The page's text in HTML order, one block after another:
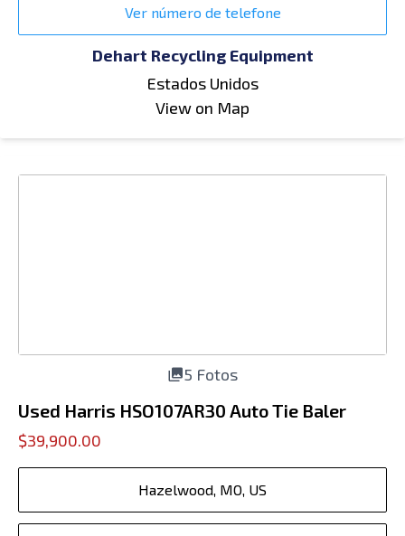
Ver número de telefone
Dehart Recycling Equipment
Estados Unidos
View on Map
5 Fotos
Used Harris HSO107AR30 Auto Tie Baler
$39,900.00
Hazelwood, MO, US